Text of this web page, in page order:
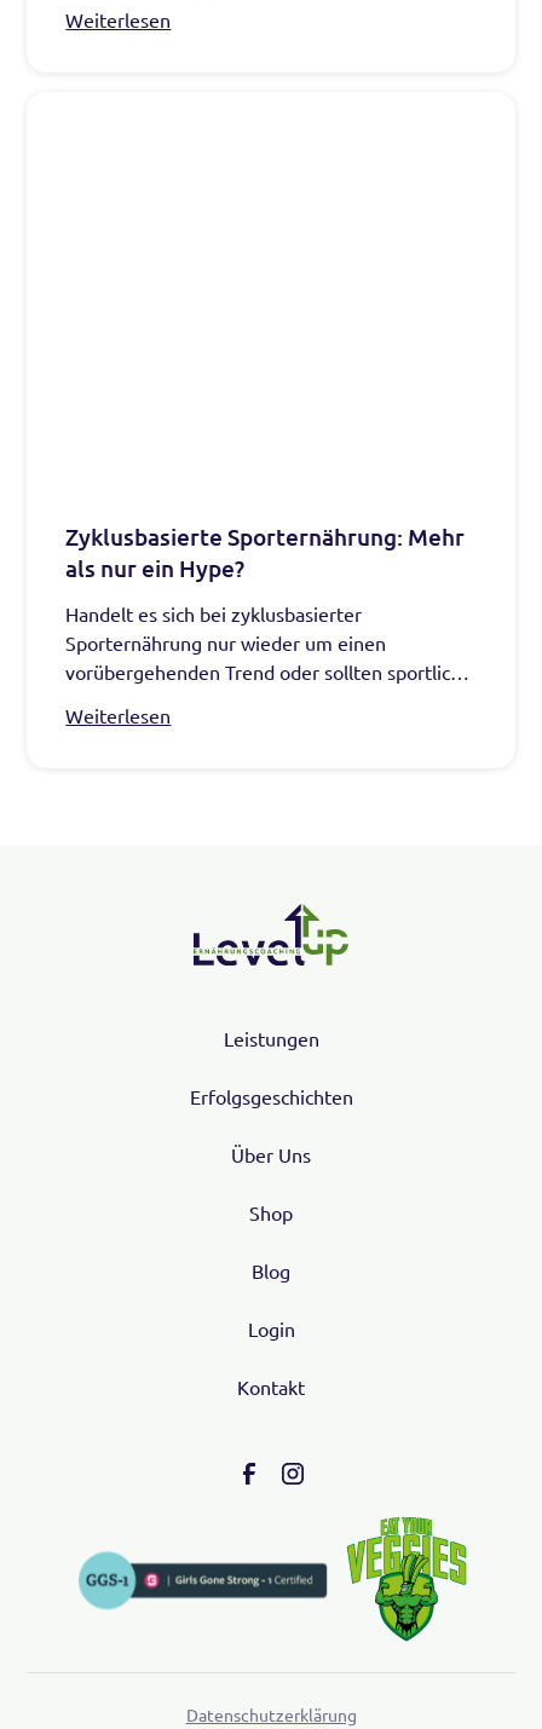
von Übergewicht, Diabetes, Herz-Kreislauf-
Weiterlesen
Zyklusbasierte Sporternährung: Mehr
als nur ein Hype?
Handelt es sich bei zyklusbasierter
Sporternährung nur wieder um einen
vorübergehenden Trend oder sollten sportliche
Männer?
Weiterlesen
Leistungen
Erfolgsgeschichten
Über Uns
Shop
Blog
Login
Kontakt
Datenschutzerklärung